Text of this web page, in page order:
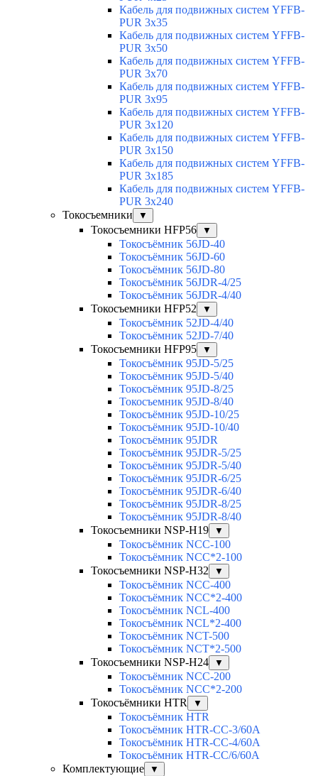
Кабель для подвижных систем YFFB-
PUR 3x35
Кабель для подвижных систем YFFB-
PUR 3x50
Кабель для подвижных систем YFFB-
PUR 3x70
Кабель для подвижных систем YFFB-
PUR 3x95
Кабель для подвижных систем YFFB-
PUR 3x120
Кабель для подвижных систем YFFB-
PUR 3x150
Кабель для подвижных систем YFFB-
PUR 3x185
Кабель для подвижных систем YFFB-
PUR 3x240
Токосъемники
▼
Токосъемники HFP56 ▼
Токосъёмник 56JD-40
Токосъёмник 56JD-60
Токосъёмник 56JD-80
Токосъёмник 56JDR-4/25
Токосъёмник 56JDR-4/40
Токосъемники HFP52
▼
Токосъёмник 52JD-4/40
Токосъёмник 52JD-7/40
Токосъемники HFP95
▼
Токосъёмник 95JD-5/25
Токосъёмник 95JD-5/40
Токосъёмник 95JD-8/25
Токосъемник 95JD-8/40
Токосъёмник 95JD-10/25
Токосъёмник 95JD-10/40
Токосъёмник 95JDR
Токосъёмник 95JDR-5/25
Токосъёмник 95JDR-5/40
Токосъёмник 95JDR-6/25
Токосъёмник 95JDR-6/40
Токосъёмник 95JDR-8/25
Токосъёмник 95JDR-8/40
Токосъемники NSP-H19
▼
Токосъёмник NCC-100
Токосъёмник NCC*2-100
Токосъемники NSP-H32
▼
Токосъёмник NCC-400
Токосъёмник NCC*2-400
Токосъёмник NCL-400
Токосъёмник NCL*2-400
Токосъёмник NCT-500
Токосъёмник NCT*2-500
Токосъемники NSP-H24
▼
Токосъёмник NCC-200
Токосъёмник NCC*2-200
Токосъёмники HTR
▼
Токосъёмник HTR
Токосъёмник HTR-CC-3/60A
Токосъёмник HTR-CC-4/60A
Токосъёмник HTR-CC/6/60A
Комплектующие
▼